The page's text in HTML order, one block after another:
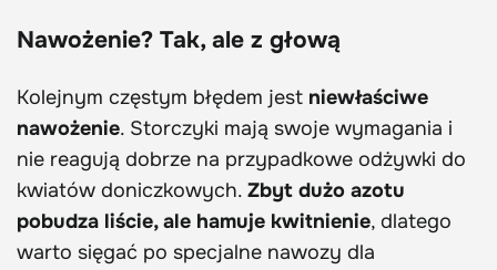
Nawożenie? Tak, ale z głową
Kolejnym częstym błędem jest niewłaściwe
nawożenie. Storczyki mają swoje wymagania i
nie reagują dobrze na przypadkowe odżywki do
kwiatów doniczkowych. Zbyt dużo azotu
pobudza liście, ale hamuje kwitnienie, dlatego
warto sięgać po specjalne nawozy dla